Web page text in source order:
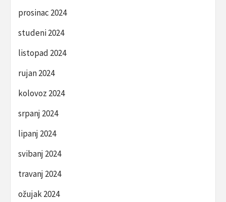
prosinac 2024
studeni 2024
listopad 2024
rujan 2024
kolovoz 2024
srpanj 2024
lipanj 2024
svibanj 2024
travanj 2024
ožujak 2024